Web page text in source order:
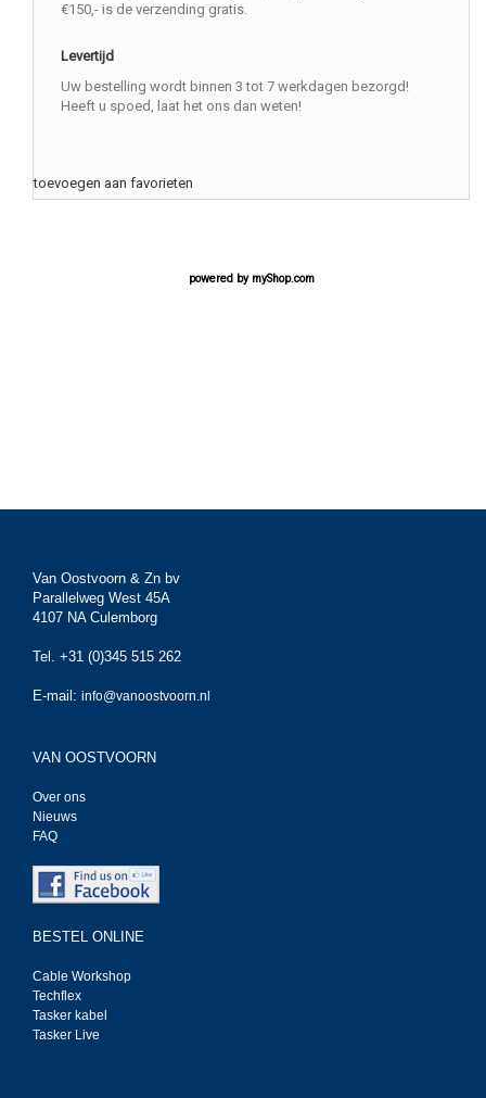
€150,- is de verzending gratis.
Levertijd
Uw bestelling wordt binnen 3 tot 7 werkdagen bezorgd!
Heeft u spoed, laat het ons dan weten!
toevoegen aan favorieten
powered by myShop.com
Van Oostvoorn & Zn bv
Parallelweg West 45A
4107 NA Culemborg
Tel. +31 (0)345 515 262
E-mail: info@vanoostvoorn.nl
VAN OOSTVOORN
Over ons
Nieuws
FAQ
BESTEL ONLINE
Cable Workshop
Techflex
Tasker kabel
Tasker Live